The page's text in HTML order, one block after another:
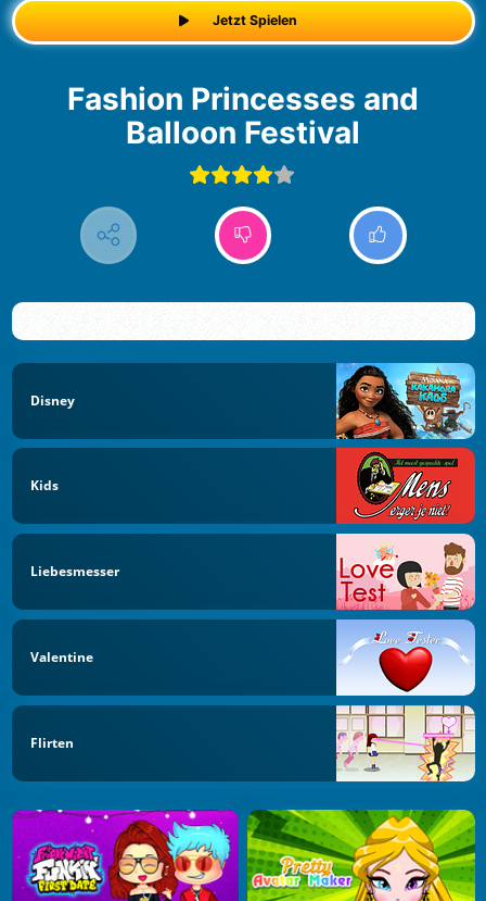
Jetzt Spielen
Fashion Princesses and
Balloon Festival
Disney
Kids
Liebesmesser
Valentine
Flirten